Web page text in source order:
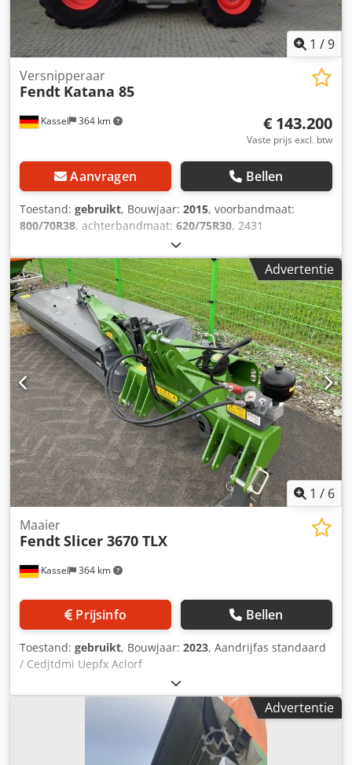
1 /9
Kassel 364 km
Versnipperaar
Fendt Katana 85
€ 143.200
Vaste prijs excl. btw
Aanvragen Bellen
Toestand: gebruikt, Bouwjaar: 2015, voorbandmaat:
800/70R38, achterbandmaat: 620/75R30, 2431
versnipperingsuren, 850 pk, 40 km/u Crjdpor T Aq Isfx
Aclof
Advertentie
1 / 6
Kassel 364 km
Maaier
FendtSlicer 3670 TLX
Prijsinfo Bellen
Toestand: gebruikt, Bouwjaar: 2023, Aandrijfas standaard
/ Cedjtdmi Uepfx Aclorf
Advertentie